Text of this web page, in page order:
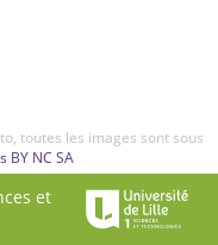
toutes les images sont sous
BY NC SA
et